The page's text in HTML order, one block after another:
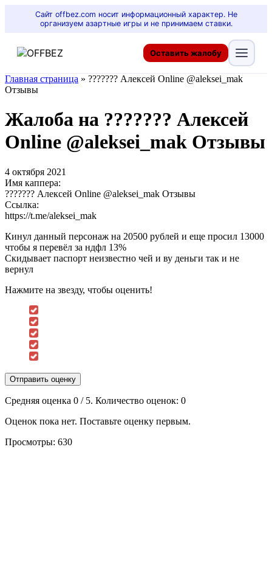
Сайт offbez.com носит информационный характер. Не
организуем азартные игры и не принимаем ставки.
Оставить жалобу
Главная страница » ??????? Алексей Online @aleksei_mak
Отзывы
Жалоба на ??????? Алексей
Online @aleksei_mak Отзывы
4 октября 2021
Имя каппера:
??????? Алексей Online @aleksei_mak Отзывы
Ссылка:
https://t.me/aleksei_mak
Кинул данный персонаж на 20500 рублей и еще просил 13000
чтобы я перевёл за ндфл 13%
Скидывает паспорт неизвестно чей и ву деньги так и не
вернул
Нажмите на звезду, чтобы оценить!
Отправить оценку
Средняя оценка 0 / 5. Количество оценок: 0
Оценок пока нет. Поставьте оценку первым.
Просмотры: 630